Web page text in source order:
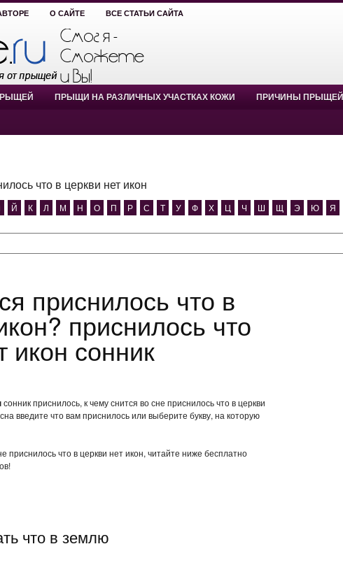
О САЙТЕ ВСЕ СТАТЬИ САЙТА
ПРЫЩИ НА РАЗЛИЧНЫХ УЧАСТКАХ КОЖИ ПРИЧИНЫ ПРЫЩЕЙ
что в церкви нет икон
Й К Л М Н О П Р С Т У Ф Х Ц Ч Ш Щ Э Ю Я
приснилось что
икон сонник
сонник приснилось, к чему снится во сне приснилось что в церкви
введите что вам приснилось или выберите букву, на которую
приснилось что в церкви нет икон, читайте ниже бесплатно
что в землю